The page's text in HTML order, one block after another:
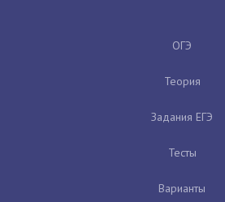
ОГЭ
Теория
Задания ЕГЭ
Тесты
Варианты